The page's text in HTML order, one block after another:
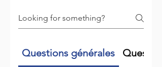
Questions générales